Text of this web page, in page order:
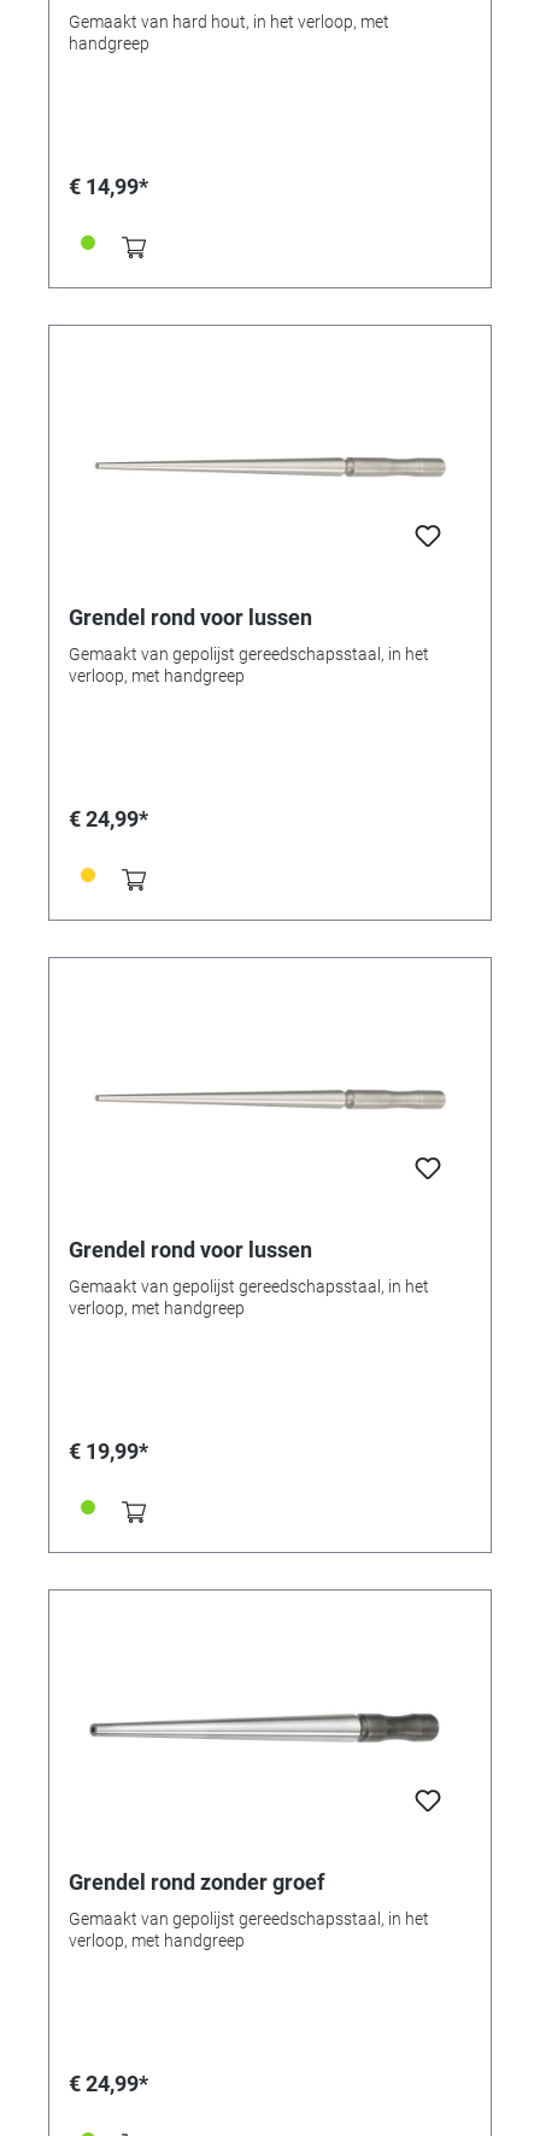
Gemaakt van hard hout, in het verloop, met
handgreep
€ 14,99*
Grendel rond voor lussen
Gemaakt van gepolijst gereedschapsstaal, in het
verloop, met handgreep
€ 24,99*
Grendel rond voor lussen
Gemaakt van gepolijst gereedschapsstaal, in het
verloop, met handgreep
€ 19,99*
Grendel rond zonder groef
Gemaakt van gepolijst gereedschapsstaal, in het
verloop, met handgreep
€ 24,99*